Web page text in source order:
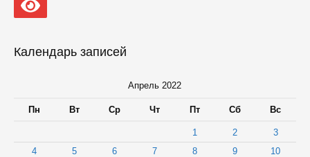
Надвоицах
запустили
Календарь записей
Апрель 2022
Пн Вт Ср Чт Пт Сб Вс
1 2
3
4
5 6 7 8 9
10